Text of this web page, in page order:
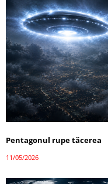
Pentagonul rupe tăcerea
11/05/2026